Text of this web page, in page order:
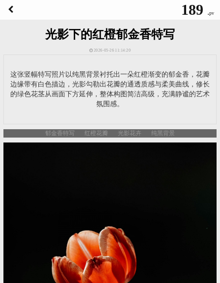
189 .pv
光影下的红橙郁金香特写
2026-05-26 11:14:20
这张竖幅特写照片以纯黑背景衬托出一朵红橙渐变的郁金香，花瓣
边缘带有白色描边，光影勾勒出花瓣的通透质感与柔美曲线，修长
的绿色花茎从画面下方延伸，整体构图简洁高级，充满静谧的艺术
氛围感。
郁金香特写 红橙花瓣 光影花卉 纯黑背景